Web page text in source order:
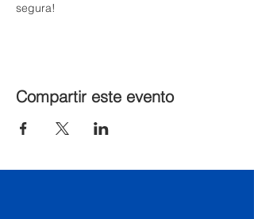
segura!
Compartir este evento